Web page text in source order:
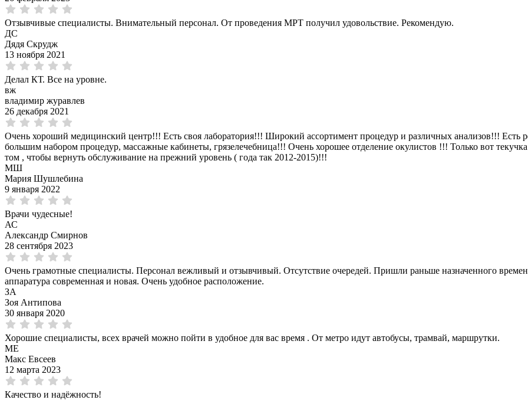
Отзывчивые специалисты. Внимательный персонал. От проведения МРТ получил удовольствие. Рекомендую.
ДС
Дядя Скрудж
13 ноября 2021
Делал КТ. Все на уровне.
вж
владимир журавлев
26 декабря 2021
Очень хороший медицинский центр!!! Есть своя лаборатория!!! Широкий ассортимент процедур и различных анализов!!! Есть
большим набором процедур, массажные кабинеты, грязелечебница!!! Очень хорошее отделение окулистов !!! Только вот
том , чтобы вернуть обслуживание на прежний уровень ( года так 2012-2015)!!!
МШ
Мария Шушлебина
9 января 2022
Врачи чудесные!
АС
Александр Смирнов
28 сентября 2023
Очень грамотные специалисты. Персонал вежливый и отзывчивый. Отсутствие очередей. Пришли раньше назначенного
аппаратура современная и новая. Очень удобное расположение.
ЗА
Зоя Антипова
30 января 2020
Хорошие специалисты, всех врачей можно пойти в удобное для вас время . От метро идут автобусы, трамвай, маршрутки.
МЕ
Макс Евсеев
12 марта 2023
Качество и надёжность!